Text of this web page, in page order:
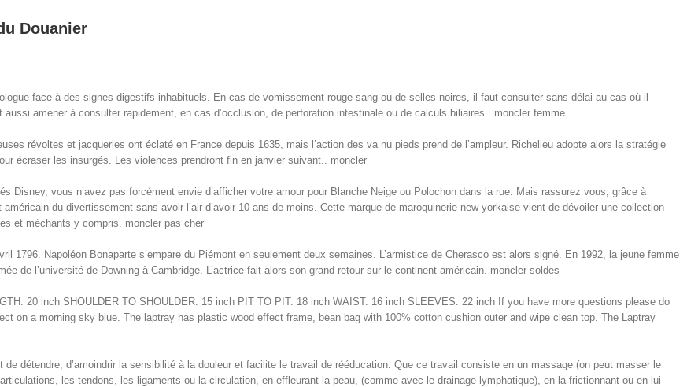
Douanier
face à des signes digestifs inhabituels. En cas de vomissement rouge sang ou de selles noires, il faut consulter sans délai au cas où il
amener à consulter rapidement, en cas d’occlusion, de perforation intestinale ou de calculs biliaires.. moncler femme
révoltes et jacqueries ont éclaté en France depuis 1635, mais l’action des va nu pieds prend de l’ampleur. Richelieu adopte alors la stratégie
écraser les insurgés. Les violences prendront fin en janvier suivant.. moncler
Disney, vous n’avez pas forcément envie d’afficher votre amour pour Blanche Neige ou Polochon dans la rue. Mais rassurez vous, grâce à
du divertissement sans avoir l’air d’avoir 10 ans de moins. Cette marque de maroquinerie new yorkaise vient de dévoiler une collection
et méchants y compris. moncler pas cher
1796. Napoléon Bonaparte s’empare du Piémont en seulement deux semaines. L’armistice de Cherasco est alors signé. En 1992, la jeune femme
de l’université de Downing à Cambridge. L’actrice fait alors son grand retour sur le continent américain. moncler soldes
20 inch SHOULDER TO SHOULDER: 15 inch PIT TO PIT: 18 inch WAIST: 16 inch SLEEVES: 22 inch If you have more questions please do
on a morning sky blue. The laptray has plastic wood effect frame, bean bag with 100% cotton cushion outer and wipe clean top. The Laptray
détendre, d’amoindrir la sensibilité à la douleur et facilite le travail de rééducation. Que ce travail consiste en un massage (on peut masser le
les tendons, les ligaments ou la circulation, en effleurant la peau, (comme avec le drainage lymphatique), en la frictionnant ou en lui